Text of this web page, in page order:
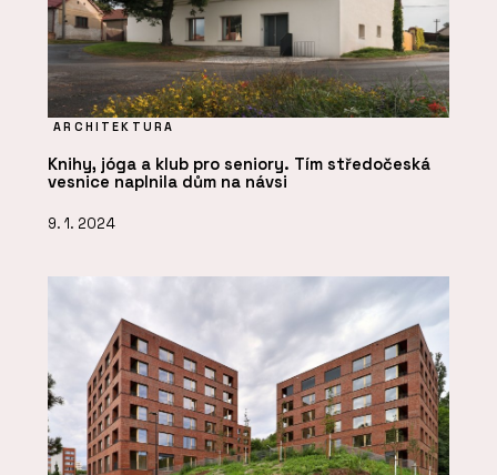
ARCHITEKTURA
Knihy, jóga a klub pro seniory. Tím středočeská
vesnice naplnila dům na návsi
9. 1. 2024